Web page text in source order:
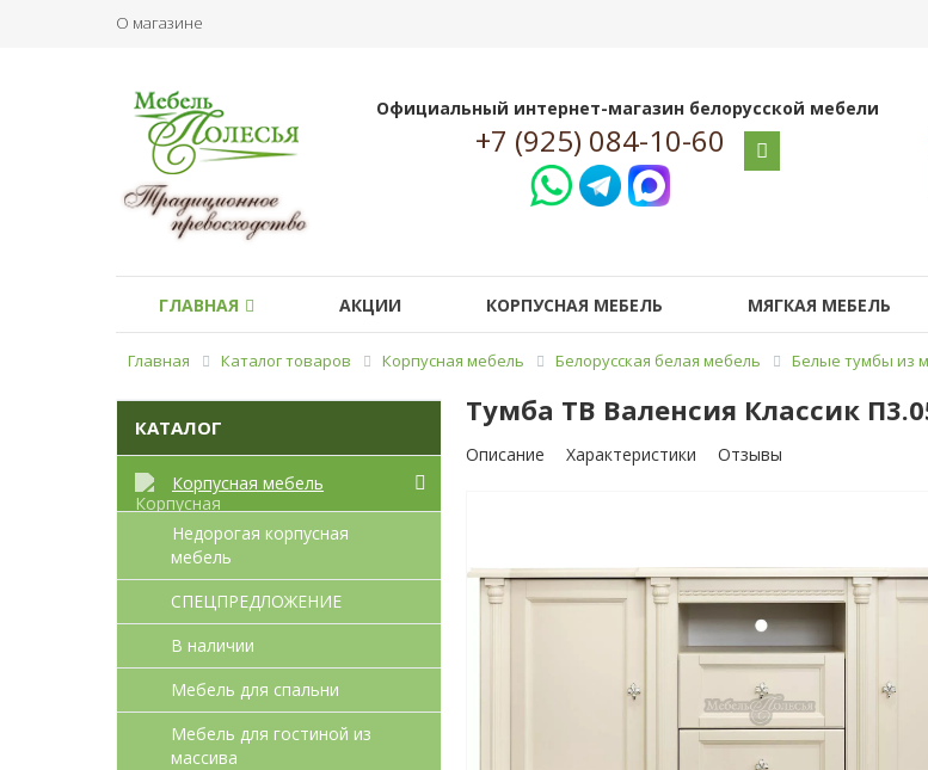
О магазине
Официальный интернет-магазин белорусской мебели
+7 (925) 084-10-60
ГЛАВНАЯ АКЦИИ КОРПУСНАЯ МЕБЕЛЬ МЯГКАЯ МЕБЕЛЬ
Главная Каталог товаров Корпусная мебель Белорусская белая мебель Белые тумбы из
КАТАЛОГ
Корпусная мебель
Недорогая корпусная
мебель
СПЕЦПРЕДЛОЖЕНИЕ
В наличии
Мебель для спальни
Мебель для гостиной из
массива
Тумба ТВ Валенсия Классик
Описание Характеристики Отзывы